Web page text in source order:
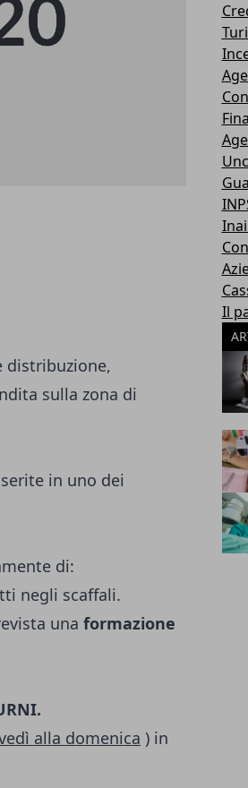
distribuzione,
sulla zona di
in uno dei
di:
negli scaffali.
una formazione
alla domenica ) in
Il